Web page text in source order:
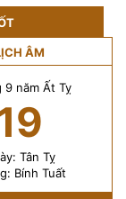
ÂM
9 năm Ất Tỵ
Tân Tỵ
Bính Tuất